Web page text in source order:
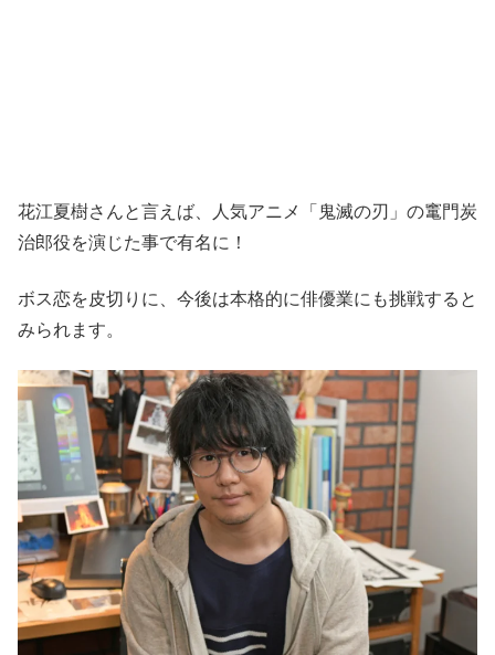
花江夏樹さんと言えば、人気アニメ「鬼滅の刃」の竃門炭
治郎役を演じた事で有名に！
ボス恋を皮切りに、今後は本格的に俳優業にも挑戦すると
みられます。